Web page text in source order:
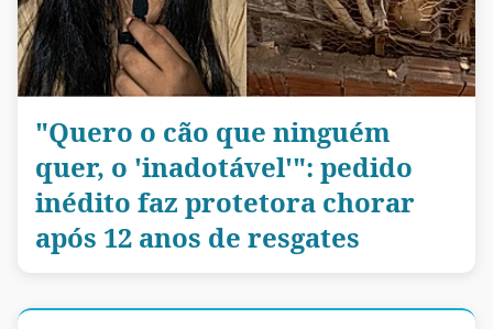
"Quero o cão que ninguém
quer, o 'inadotável'": pedido
inédito faz protetora chorar
após 12 anos de resgates